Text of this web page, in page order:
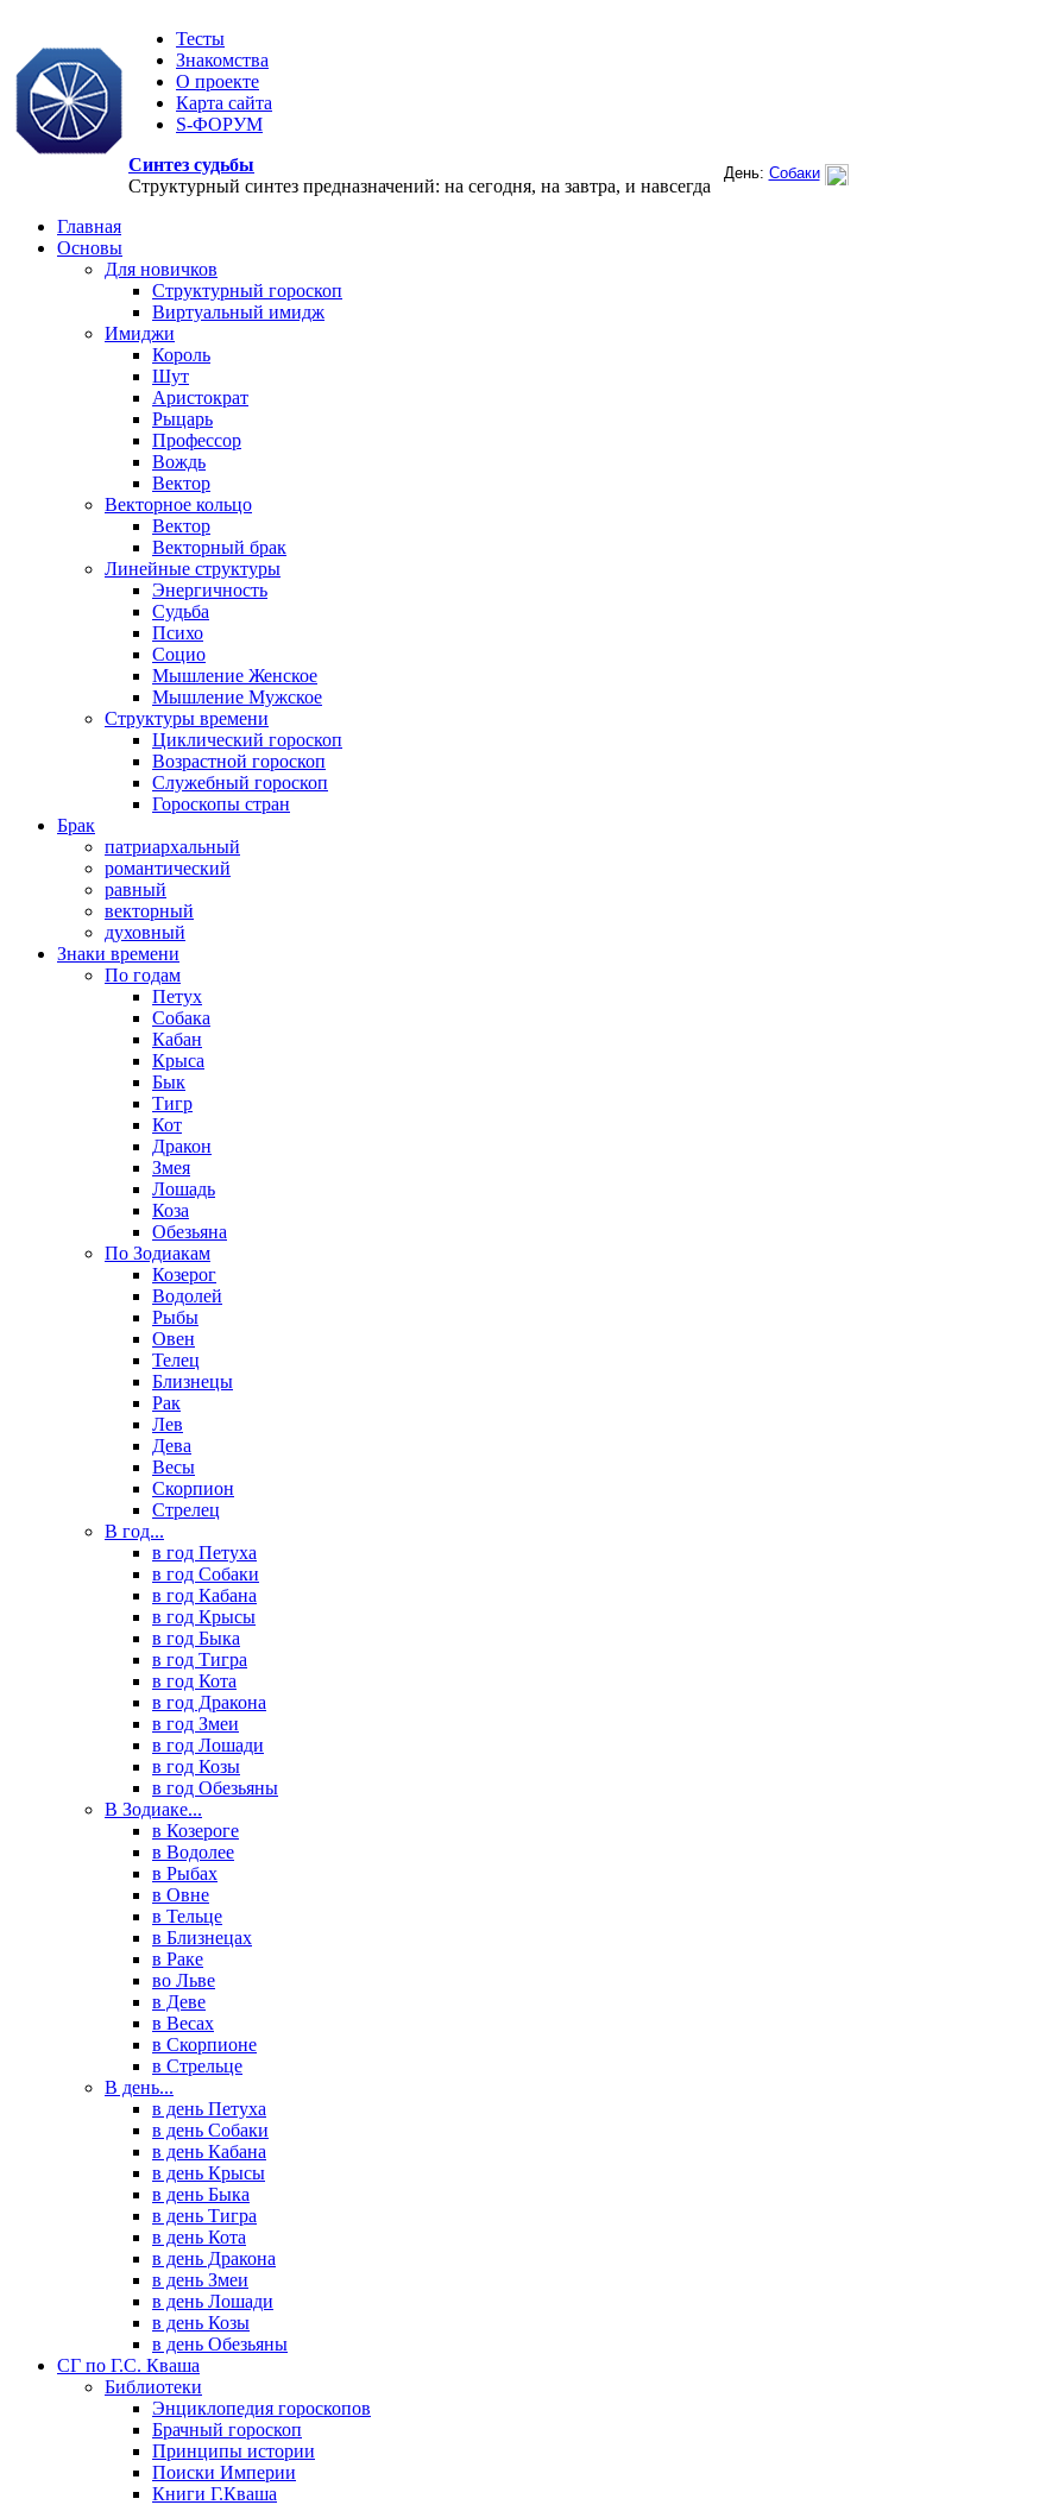
Тесты
Знакомства
О проекте
Карта сайта
S-ФОРУМ
Синтез судьбы
Структурный синтез предназначений: на сегодня, на завтра, и навсегда
Главная
Основы
Для новичков
Структурный гороскоп
Виртуальный имидж
Имиджи
Король
Шут
Аристократ
Рыцарь
Профессор
Вождь
Вектор
Векторное кольцо
Вектор
Векторный брак
Линейные структуры
Энергичность
Судьба
Психо
Социо
Мышление Женское
Мышление Мужское
Структуры времени
Циклический гороскоп
Возрастной гороскоп
Служебный гороскоп
Гороскопы стран
Брак
патриархальный
романтический
равный
векторный
духовный
Знаки времени
По годам
Петух
Собака
Кабан
Крыса
Бык
Тигр
Кот
Дракон
Змея
Лошадь
Коза
Обезьяна
По Зодиакам
Козерог
Водолей
Рыбы
Овен
Телец
Близнецы
Рак
Лев
Дева
Весы
Скорпион
Стрелец
В год...
в год Петуха
в год Собаки
в год Кабана
в год Крысы
в год Быка
в год Тигра
в год Кота
в год Дракона
в год Змеи
в год Лошади
в год Козы
в год Обезьяны
В Зодиаке...
в Козероге
в Водолее
в Рыбах
в Овне
в Тельце
в Близнецах
в Раке
во Льве
в Деве
в Весах
в Скорпионе
в Стрельце
В день...
в день Петуха
в день Собаки
в день Кабана
в день Крысы
в день Быка
в день Тигра
в день Кота
в день Дракона
в день Змеи
в день Лошади
в день Козы
в день Обезьяны
СГ по Г.С. Кваша
Библиотеки
Энциклопедия гороскопов
Брачный гороскоп
Принципы истории
Поиски Империи
Книги Г.Кваша